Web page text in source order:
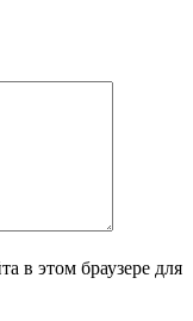
в этом браузере для